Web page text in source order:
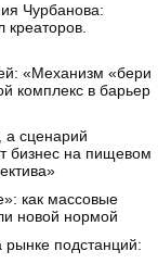
Чурбанова:
креаторов.
«Механизм «бери
комплекс в барьер
сценарий
бизнес на пищевом
как массовые
новой нормой
подстанций: